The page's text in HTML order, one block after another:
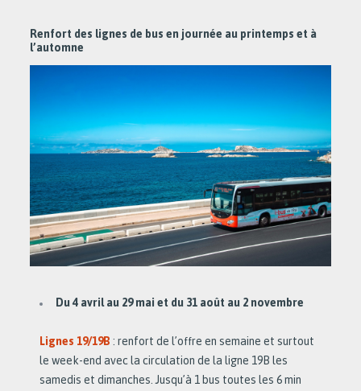
Renfort des lignes de bus en journée au printemps et à
l’automne
Du 4 avril au 29 mai et du 31 août au 2 novembre
Lignes 19/19B : renfort de l’offre en semaine et surtout
le week-end avec la circulation de la ligne 19B les
samedis et dimanches. Jusqu’à 1 bus toutes les 6 min